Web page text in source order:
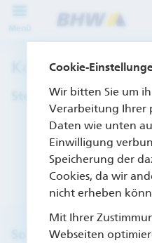
Direkt zur
Direkt zur
Cookie-
Wir bitten Sie um
Verarbeitung Ihrer
Daten wie unten
Einwilligung
Speicherung der
Cookies, da wir
nicht erheben
Mit Ihrer
Webseiten
Kontaktformular
Steuerliche Themen -
So können Sie uns